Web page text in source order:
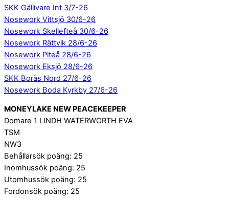
SKK Gällivare Int 3/7-26
Nosework Vittsjö 30/6-26
Nosework Skellefteå 30/6-26
Nosework Rättvik 28/6-26
Nosework Piteå 28/6-26
Nosework Eksjö 28/6-26
SKK Borås Nord 27/6-26
Nosework Boda Kyrkby 27/6-26
MONEYLAKE NEW PEACEKEEPER
Domare 1 LINDH WATERWORTH EVA
TSM
NW3
Behållarsök poäng: 25
Inomhussök poäng: 25
Utomhussök poäng: 25
Fordonsök poäng: 25